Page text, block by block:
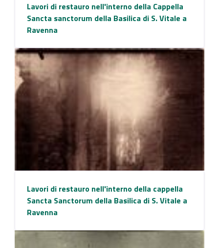
Lavori di restauro nell'interno della Cappella
Sancta sanctorum della Basilica di S. Vitale a
Ravenna
Lavori di restauro nell'interno della cappella
Sancta Sanctorum della Basilica di S. Vitale a
Ravenna